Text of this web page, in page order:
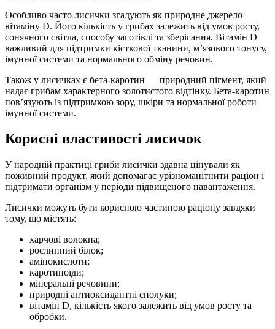
Особливо часто лисички згадують як природне джерело
вітаміну D. Його кількість у грибах залежить від умов росту,
сонячного світла, способу заготівлі та зберігання. Вітамін D
важливий для підтримки кісткової тканини, м’язового тонусу,
імунної системи та нормального обміну речовин.
Також у лисичках є бета-каротин — природний пігмент, який
надає грибам характерного золотистого відтінку. Бета-каротин
пов’язують із підтримкою зору, шкіри та нормальної роботи
імунної системи.
Корисні властивості лисичок
У народній практиці гриби лисички здавна цінували як
поживний продукт, який допомагає урізноманітнити раціон і
підтримати організм у періоди підвищеного навантаження.
Лисички можуть бути корисною частиною раціону завдяки
тому, що містять:
харчові волокна;
рослинний білок;
амінокислоти;
каротиноїди;
мінеральні речовини;
природні антиоксидантні сполуки;
вітамін D, кількість якого залежить від умов росту та
обробки.